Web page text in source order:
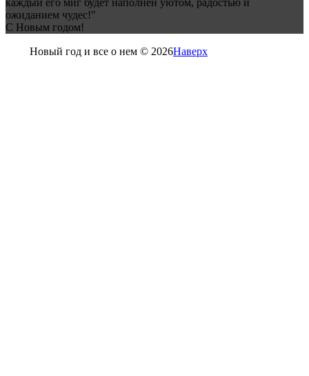
ожиданием чудес!"
С Новым годом!
Новый год и все о нем © 2026Наверх